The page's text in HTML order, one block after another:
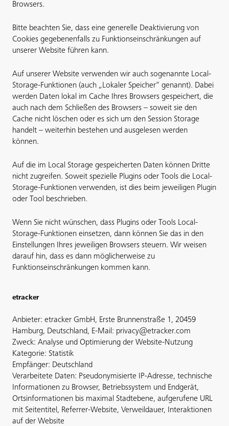
Browsers.
Bitte beachten Sie, dass eine generelle Deaktivierung von
Cookies gegebenenfalls zu Funktionseinschränkungen auf
unserer Website führen kann.
Auf unserer Website verwenden wir auch sogenannte Local-
Storage-Funktionen (auch „Lokaler Speicher“ genannt). Dabei
werden Daten lokal im Cache Ihres Browsers gespeichert, die
auch nach dem Schließen des Browsers – soweit sie den
Cache nicht löschen oder es sich um den Session Storage
handelt – weiterhin bestehen und ausgelesen werden
können.
Auf die im Local Storage gespeicherten Daten können Dritte
nicht zugreifen. Soweit spezielle Plugins oder Tools die Local-
Storage-Funktionen verwenden, ist dies beim jeweiligen Plugin
oder Tool beschrieben.
Wenn Sie nicht wünschen, dass Plugins oder Tools Local-
Storage-Funktionen einsetzen, dann können Sie das in den
Einstellungen Ihres jeweiligen Browsers steuern. Wir weisen
darauf hin, dass es dann möglicherweise zu
Funktionseinschränkungen kommen kann.
etracker
Anbieter: etracker GmbH, Erste Brunnenstraße 1, 20459
Hamburg, Deutschland, E-Mail: privacy@etracker.com
Zweck: Analyse und Optimierung der Website-Nutzung
Kategorie: Statistik
Empfänger: Deutschland
Verarbeitete Daten: Pseudonymisierte IP-Adresse, technische
Informationen zu Browser, Betriebssystem und Endgerät,
Ortsinformationen bis maximal Stadtebene, aufgerufene URL
mit Seitentitel, Referrer-Website, Verweildauer, Interaktionen
auf der Website